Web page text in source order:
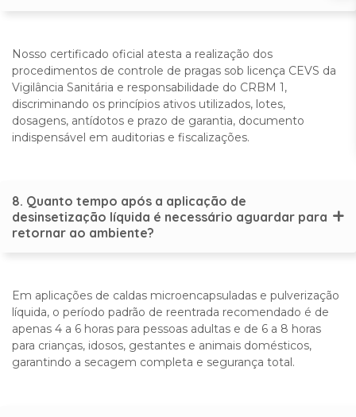
Nosso certificado oficial atesta a realização dos
procedimentos de controle de pragas sob licença CEVS da
Vigilância Sanitária e responsabilidade do CRBM 1,
discriminando os princípios ativos utilizados, lotes,
dosagens, antídotos e prazo de garantia, documento
indispensável em auditorias e fiscalizações.
8. Quanto tempo após a aplicação de
desinsetização líquida é necessário aguardar para
retornar ao ambiente?
Em aplicações de caldas microencapsuladas e pulverização
líquida, o período padrão de reentrada recomendado é de
apenas 4 a 6 horas para pessoas adultas e de 6 a 8 horas
para crianças, idosos, gestantes e animais domésticos,
garantindo a secagem completa e segurança total.